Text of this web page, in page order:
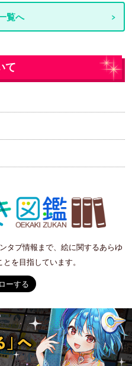
覧へ
て
タブ情報まで、絵に関するあらゆ
を目指しています。